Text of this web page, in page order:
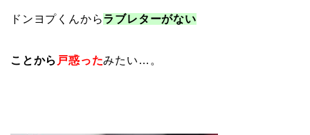
ドンヨプくんからラブレターがない
ことから 戸惑ったみたい…。